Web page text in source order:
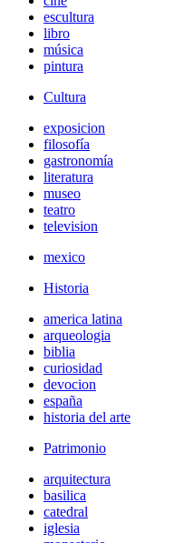
escultura
libro
música
pintura
Cultura
exposicion
filosofía
gastronomía
literatura
museo
teatro
television
mexico
Historia
america latina
arqueologia
biblia
curiosidad
devocion
españa
historia del arte
Patrimonio
arquitectura
basilica
catedral
iglesia